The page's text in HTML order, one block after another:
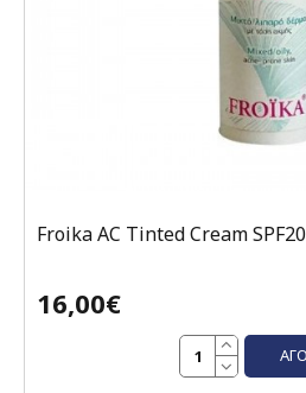
Froika AC Tinted Cream
16,00€